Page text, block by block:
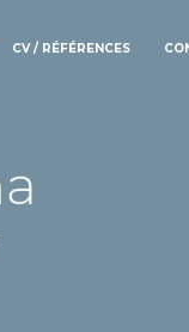
CV / RÉFÉRENCES